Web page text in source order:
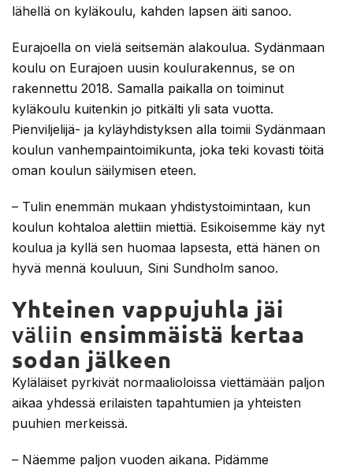
lähellä on kyläkoulu, kahden lapsen äiti sanoo.
Eurajoella on vielä seitsemän alakoulua. Sydänmaan
koulu on Eurajoen uusin koulurakennus, se on
rakennettu 2018. Samalla paikalla on toiminut
kyläkoulu kuitenkin jo pitkälti yli sata vuotta.
Pienviljelijä- ja kyläyhdistyksen alla toimii Sydänmaan
koulun vanhempaintoimikunta, joka teki kovasti töitä
oman koulun säilymisen eteen.
– Tulin enemmän mukaan yhdistystoimintaan, kun
koulun kohtaloa alettiin miettiä. Esikoisemme käy nyt
koulua ja kyllä sen huomaa lapsesta, että hänen on
hyvä mennä kouluun, Sini Sundholm sanoo.
Yhteinen vappujuhla jäi
väliin ensimmäistä kertaa
sodan jälkeen
Kyläläiset pyrkivät normaalioloissa viettämään paljon
aikaa yhdessä erilaisten tapahtumien ja yhteisten
puuhien merkeissä.
– Näemme paljon vuoden aikana. Pidämme